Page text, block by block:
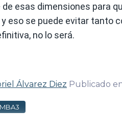
esas dimensiones para
eso se puede evitar tanto
no lo será.
Álvarez Diez Publicado